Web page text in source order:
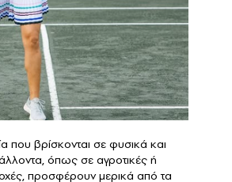
που βρίσκονται σε φυσικά και
όπως σε αγροτικές ή
προσφέρουν μερικά από τα